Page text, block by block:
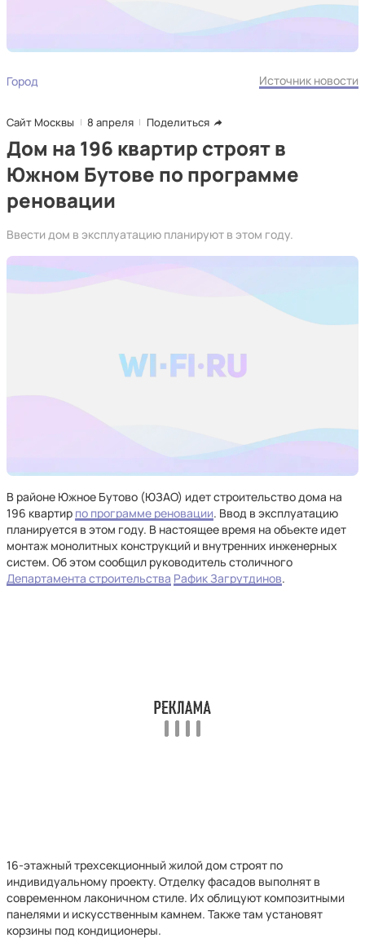
Город Источник новости
Сайт Москвы 8 апреля Поделиться
Дом на 196 квартир строят в
Южном Бутове по программе
реновации
Ввести дом в эксплуатацию планируют в этом году.
В районе Южное Бутово (ЮЗАО) идет строительство дома на
196 квартир по программе реновации. Ввод в эксплуатацию
планируется в этом году. В настоящее время на объекте идет
монтаж монолитных конструкций и внутренних инженерных
систем. Об этом сообщил руководитель столичного
Департамента строительства Рафик Загрутдинов.
16-этажный трехсекционный жилой дом строят по
индивидуальному проекту. Отделку фасадов выполнят в
современном лаконичном стиле. Их облицуют композитными
панелями и искусственным камнем. Также там установят
корзины под кондиционеры.